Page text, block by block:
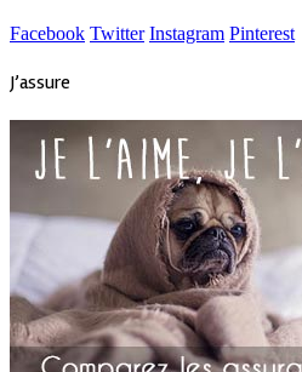
Facebook Twitter Instagram Pinterest
J’assure